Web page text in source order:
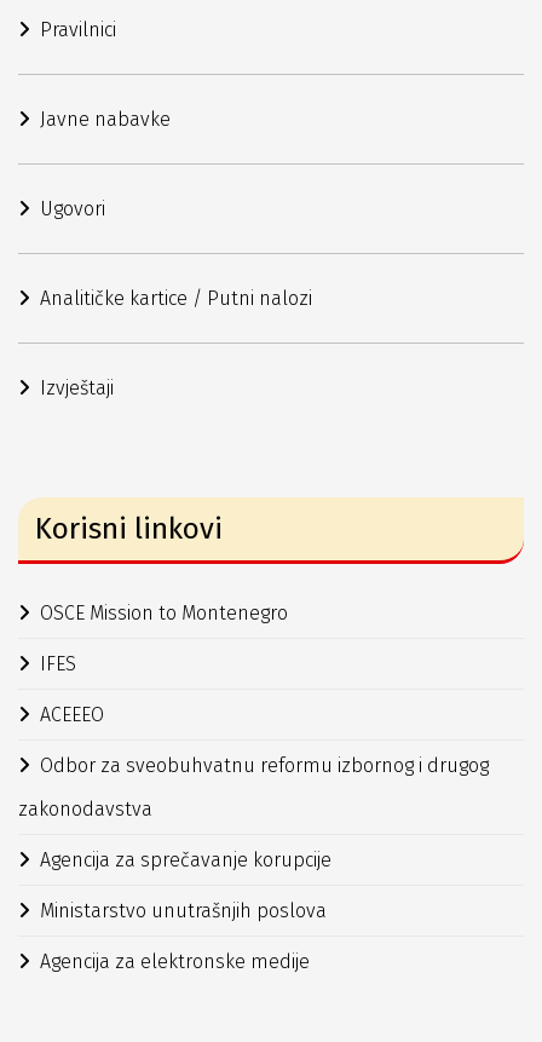
Pravilnici
Javne nabavke
Ugovori
Analitičke kartice / Putni nalozi
Izvještaji
Korisni linkovi
OSCE Mission to Montenegro
IFES
ACEEEO
Odbor za sveobuhvatnu reformu izbornog i drugog
zakonodavstva
Agencija za sprečavanje korupcije
Ministarstvo unutrašnjih poslova
Agencija za elektronske medije